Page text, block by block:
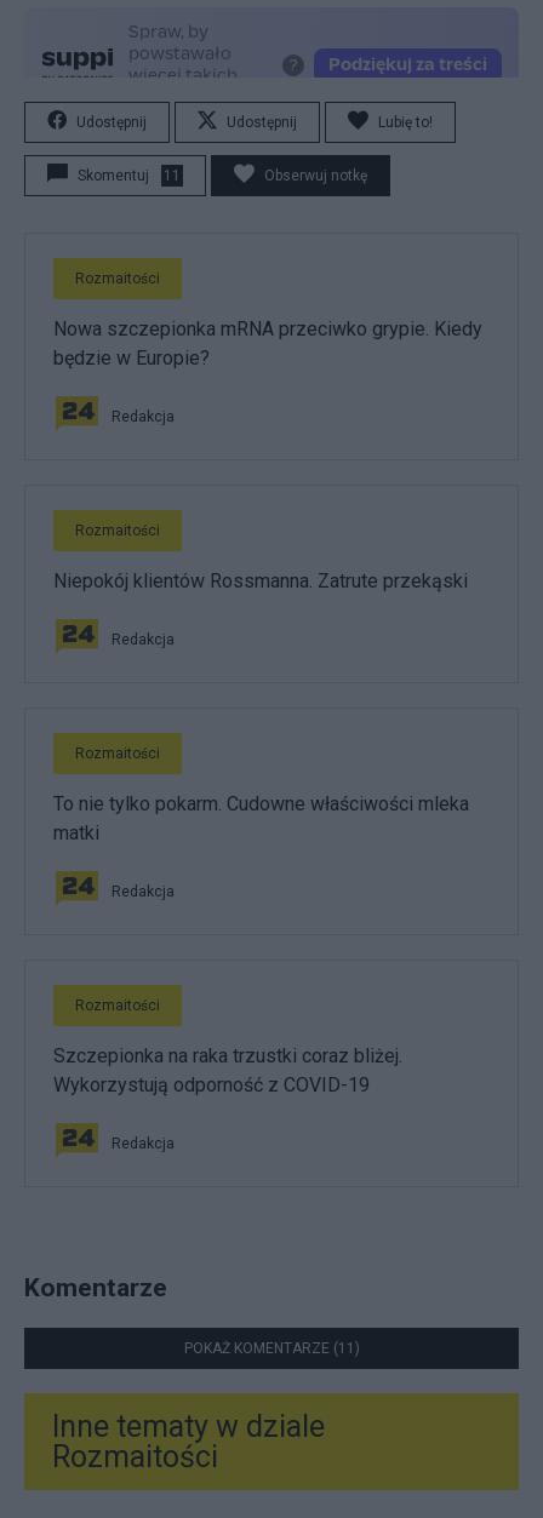
Udostępnij Udostępnij Lubię to!
Skomentuj 11 Obserwuj notkę
Rozmaitości
Nowa szczepionka mRNA przeciwko grypie. Kiedy
będzie w Europie?
Redakcja
Rozmaitości
Niepokój klientów Rossmanna. Zatrute przekąski
Redakcja
Rozmaitości
To nie tylko pokarm. Cudowne właściwości mleka
matki
Redakcja
Rozmaitości
Szczepionka na raka trzustki coraz bliżej.
Wykorzystują odporność z COVID-19
Redakcja
Komentarze
POKAŻ KOMENTARZE (11)
Inne tematy w dziale
Rozmaitości